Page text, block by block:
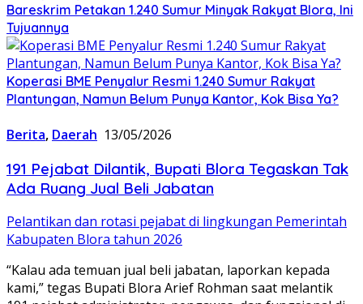
Bareskrim Petakan 1.240 Sumur Minyak Rakyat Blora, Ini
Tujuannya
Koperasi BME Penyalur Resmi 1.240 Sumur Rakyat
Plantungan, Namun Belum Punya Kantor, Kok Bisa Ya?
Berita, Daerah 13/05/2026
191 Pejabat Dilantik, Bupati Blora Tegaskan Tak
Ada Ruang Jual Beli Jabatan
Pelantikan dan rotasi pejabat di lingkungan Pemerintah
Kabupaten Blora tahun 2026
“Kalau ada temuan jual beli jabatan, laporkan kepada
kami,” tegas Bupati Blora Arief Rohman saat melantik